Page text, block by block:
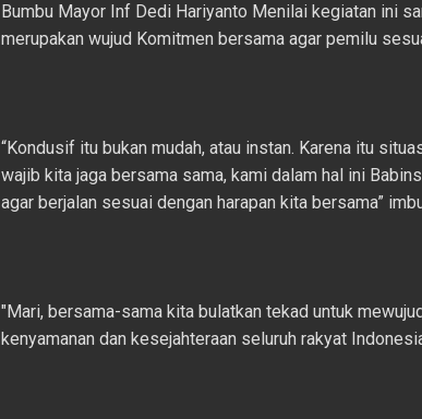
Bumbu Mayor Inf Dedi Hariyanto Menilai kegiatan ini
merupakan wujud Komitmen bersama agar pemilu
“Kondusif itu bukan mudah, atau instan. Karena itu
wajib kita jaga bersama sama, kami dalam hal ini
agar berjalan sesuai dengan harapan kita bersama”
"Mari, bersama-sama kita bulatkan tekad untuk
kenyamanan dan kesejahteraan seluruh rakyat